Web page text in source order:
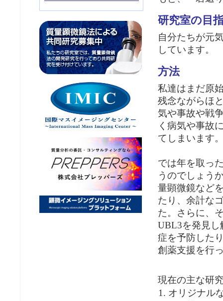
研究室の目
自分たちが元
しています。
方法
私達はまだ原
残念ながらほ
気や事故や戦
く病気や事故
てしまいます
では年を取っ
うのでしょう
量顕微鏡など
たり、余計な
た。さらに、
UBL3を発見し
症を予防した
創薬支援を行
現在の主な研
オリジナル